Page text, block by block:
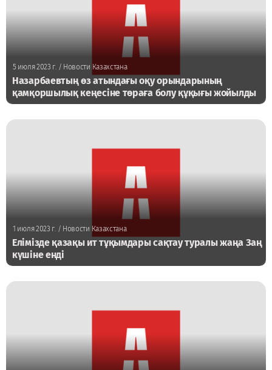
5 июля 2023 г./ Новости Казахстана
Назарбаевтың өз атындағы оқу орындарының
қамқоршылық кеңесіне төраға болу құқығы жойылды
1 июля 2023 г./ Новости Казахстана
Елімізде қазақы ит тұқымдары сақтау туралы жаңа Заң
күшіне енді